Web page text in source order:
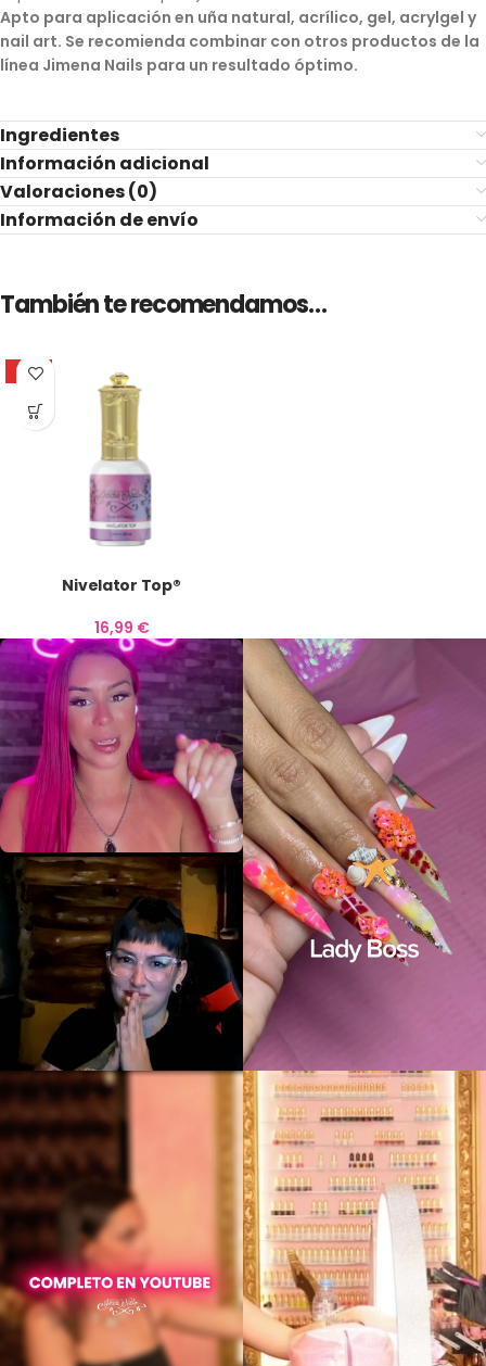
Apto para aplicación en uña natural, acrílico, gel, acrylgel y
nail art. Se recomienda combinar con otros productos de la
línea Jimena Nails para un resultado óptimo.
Ingredientes
Información adicional
Valoraciones (0)
Información de envío
También te recomendamos…
HOT
Nivelator Top®
16,99 €